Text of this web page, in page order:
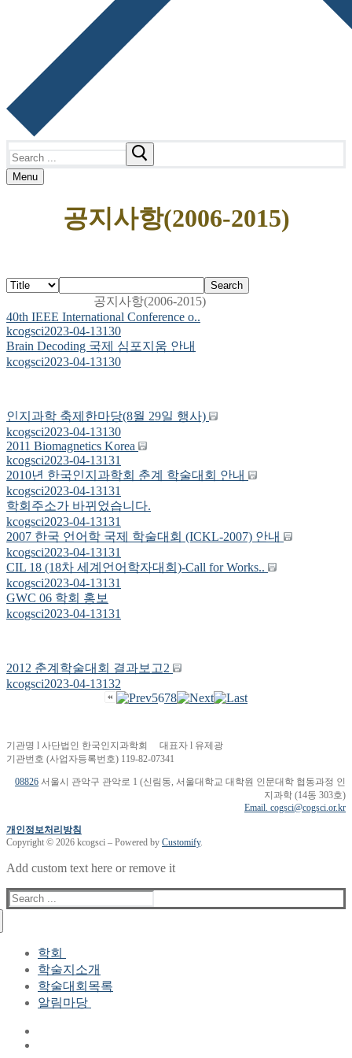
for:
Menu
공지사항(2006-2015)
Search
공지사항(2006-2015)
40th IEEE International Conference o..
kcogsci2023-04-13130
Brain Decoding 국제 심포지움 안내
kcogsci2023-04-13130
인지과학 축제한마당(8월 29일 행사)
kcogsci2023-04-13130
2011 Biomagnetics Korea
kcogsci2023-04-13131
2010년 한국인지과학회 춘계 학술대회 안내
kcogsci2023-04-13131
학회주소가 바뀌었습니다.
kcogsci2023-04-13131
2007 한국 언어학 국제 학술대회 (ICKL-2007) 안내
kcogsci2023-04-13131
CIL 18 (18차 세계언어학자대회)-Call for Works..
kcogsci2023-04-13131
GWC 06 학회 홍보
kcogsci2023-04-13131
2012 춘계학술대회 결과보고2
kcogsci2023-04-13132
5678
기관명 l 사단법인 한국인지과학회 대표자 l 유제광
기관번호 (사업자등록번호) 119-82-07341
08826 서울시 관악구 관악로 1 (신림동, 서울대학교 대학원 인문대학 협동과정 인
지과학 (14동 303호)
Email. cogsci@cogsci.or.kr
개인정보처리방침
Copyright © 2026 kcogsci – Powered by Customify.
Add custom text here or remove it
Search
for:
학회
학회장 인사말
현 임원진
역대 임원진
학술지소개
학술대회목록
알림마당